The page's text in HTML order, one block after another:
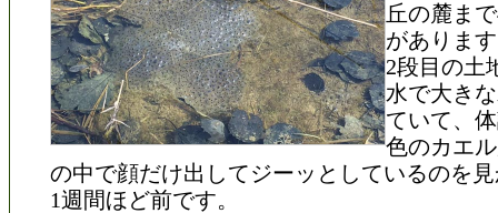
丘の麓ま
がありま
2段目の土
水で大き
ていて、
色のカエ
の中で顔だけ出してジーッとしているのを
1週間ほど前です。